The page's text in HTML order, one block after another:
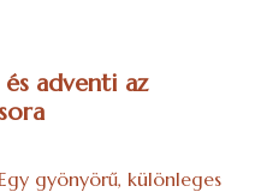
adventi az
gyönyörű, különleges